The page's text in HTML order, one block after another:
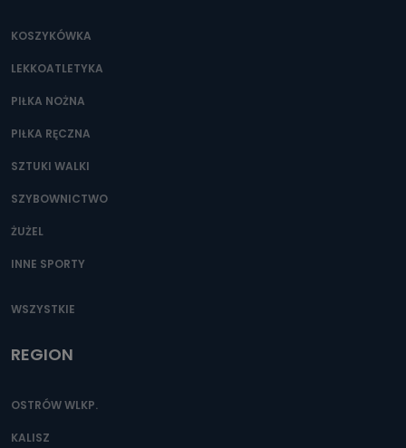
KOSZYKÓWKA
LEKKOATLETYKA
PIŁKA NOŻNA
PIŁKA RĘCZNA
SZTUKI WALKI
SZYBOWNICTWO
ŻUŻEL
INNE SPORTY
WSZYSTKIE
REGION
OSTRÓW WLKP.
KALISZ